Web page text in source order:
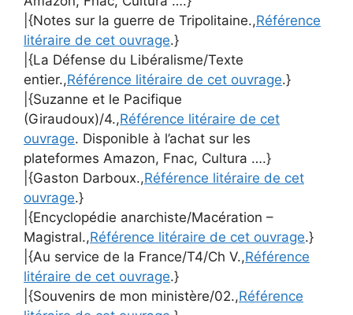
|{Notes sur la guerre de Tripolitaine.,Référence
litéraire de cet ouvrage.}
|{La Défense du Libéralisme/Texte
entier.,Référence litéraire de cet ouvrage.}
|{Suzanne et le Pacifique
(Giraudoux)/4.,Référence litéraire de cet
ouvrage. Disponible à l’achat sur les
plateformes Amazon, Fnac, Cultura ….}
|{Gaston Darboux.,Référence litéraire de cet
ouvrage.}
|{Encyclopédie anarchiste/Macération –
Magistral.,Référence litéraire de cet ouvrage.}
|{Au service de la France/T4/Ch V.,Référence
litéraire de cet ouvrage.}
|{Souvenirs de mon ministère/02.,Référence